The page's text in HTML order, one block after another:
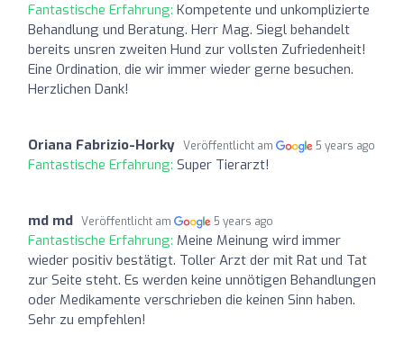
Fantastische Erfahrung: Kompetente und unkomplizierte
Behandlung und Beratung. Herr Mag. Siegl behandelt
bereits unsren zweiten Hund zur vollsten Zufriedenheit!
Eine Ordination, die wir immer wieder gerne besuchen.
Herzlichen Dank!
Oriana Fabrizio-Horky Veröffentlicht am 5 years ago
Fantastische Erfahrung: Super Tierarzt!
md md Veröffentlicht am 5 years ago
Fantastische Erfahrung: Meine Meinung wird immer
wieder positiv bestätigt. Toller Arzt der mit Rat und Tat
zur Seite steht. Es werden keine unnötigen Behandlungen
oder Medikamente verschrieben die keinen Sinn haben.
Sehr zu empfehlen!